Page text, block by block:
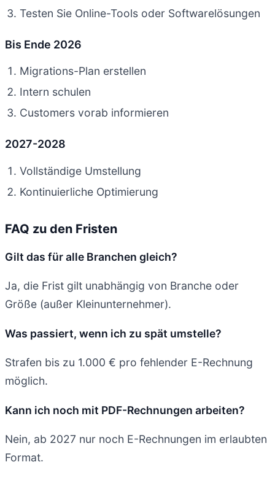
Testen Sie Online-Tools oder Softwarelösungen
Bis Ende 2026
Migrations-Plan erstellen
Intern schulen
Customers vorab informieren
2027-2028
Vollständige Umstellung
Kontinuierliche Optimierung
FAQ zu den Fristen
Gilt das für alle Branchen gleich?
Ja, die Frist gilt unabhängig von Branche oder
Größe (außer Kleinunternehmer).
Was passiert, wenn ich zu spät umstelle?
Strafen bis zu 1.000 € pro fehlender E-Rechnung
möglich.
Kann ich noch mit PDF-Rechnungen arbeiten?
Nein, ab 2027 nur noch E-Rechnungen im erlaubten
Format.